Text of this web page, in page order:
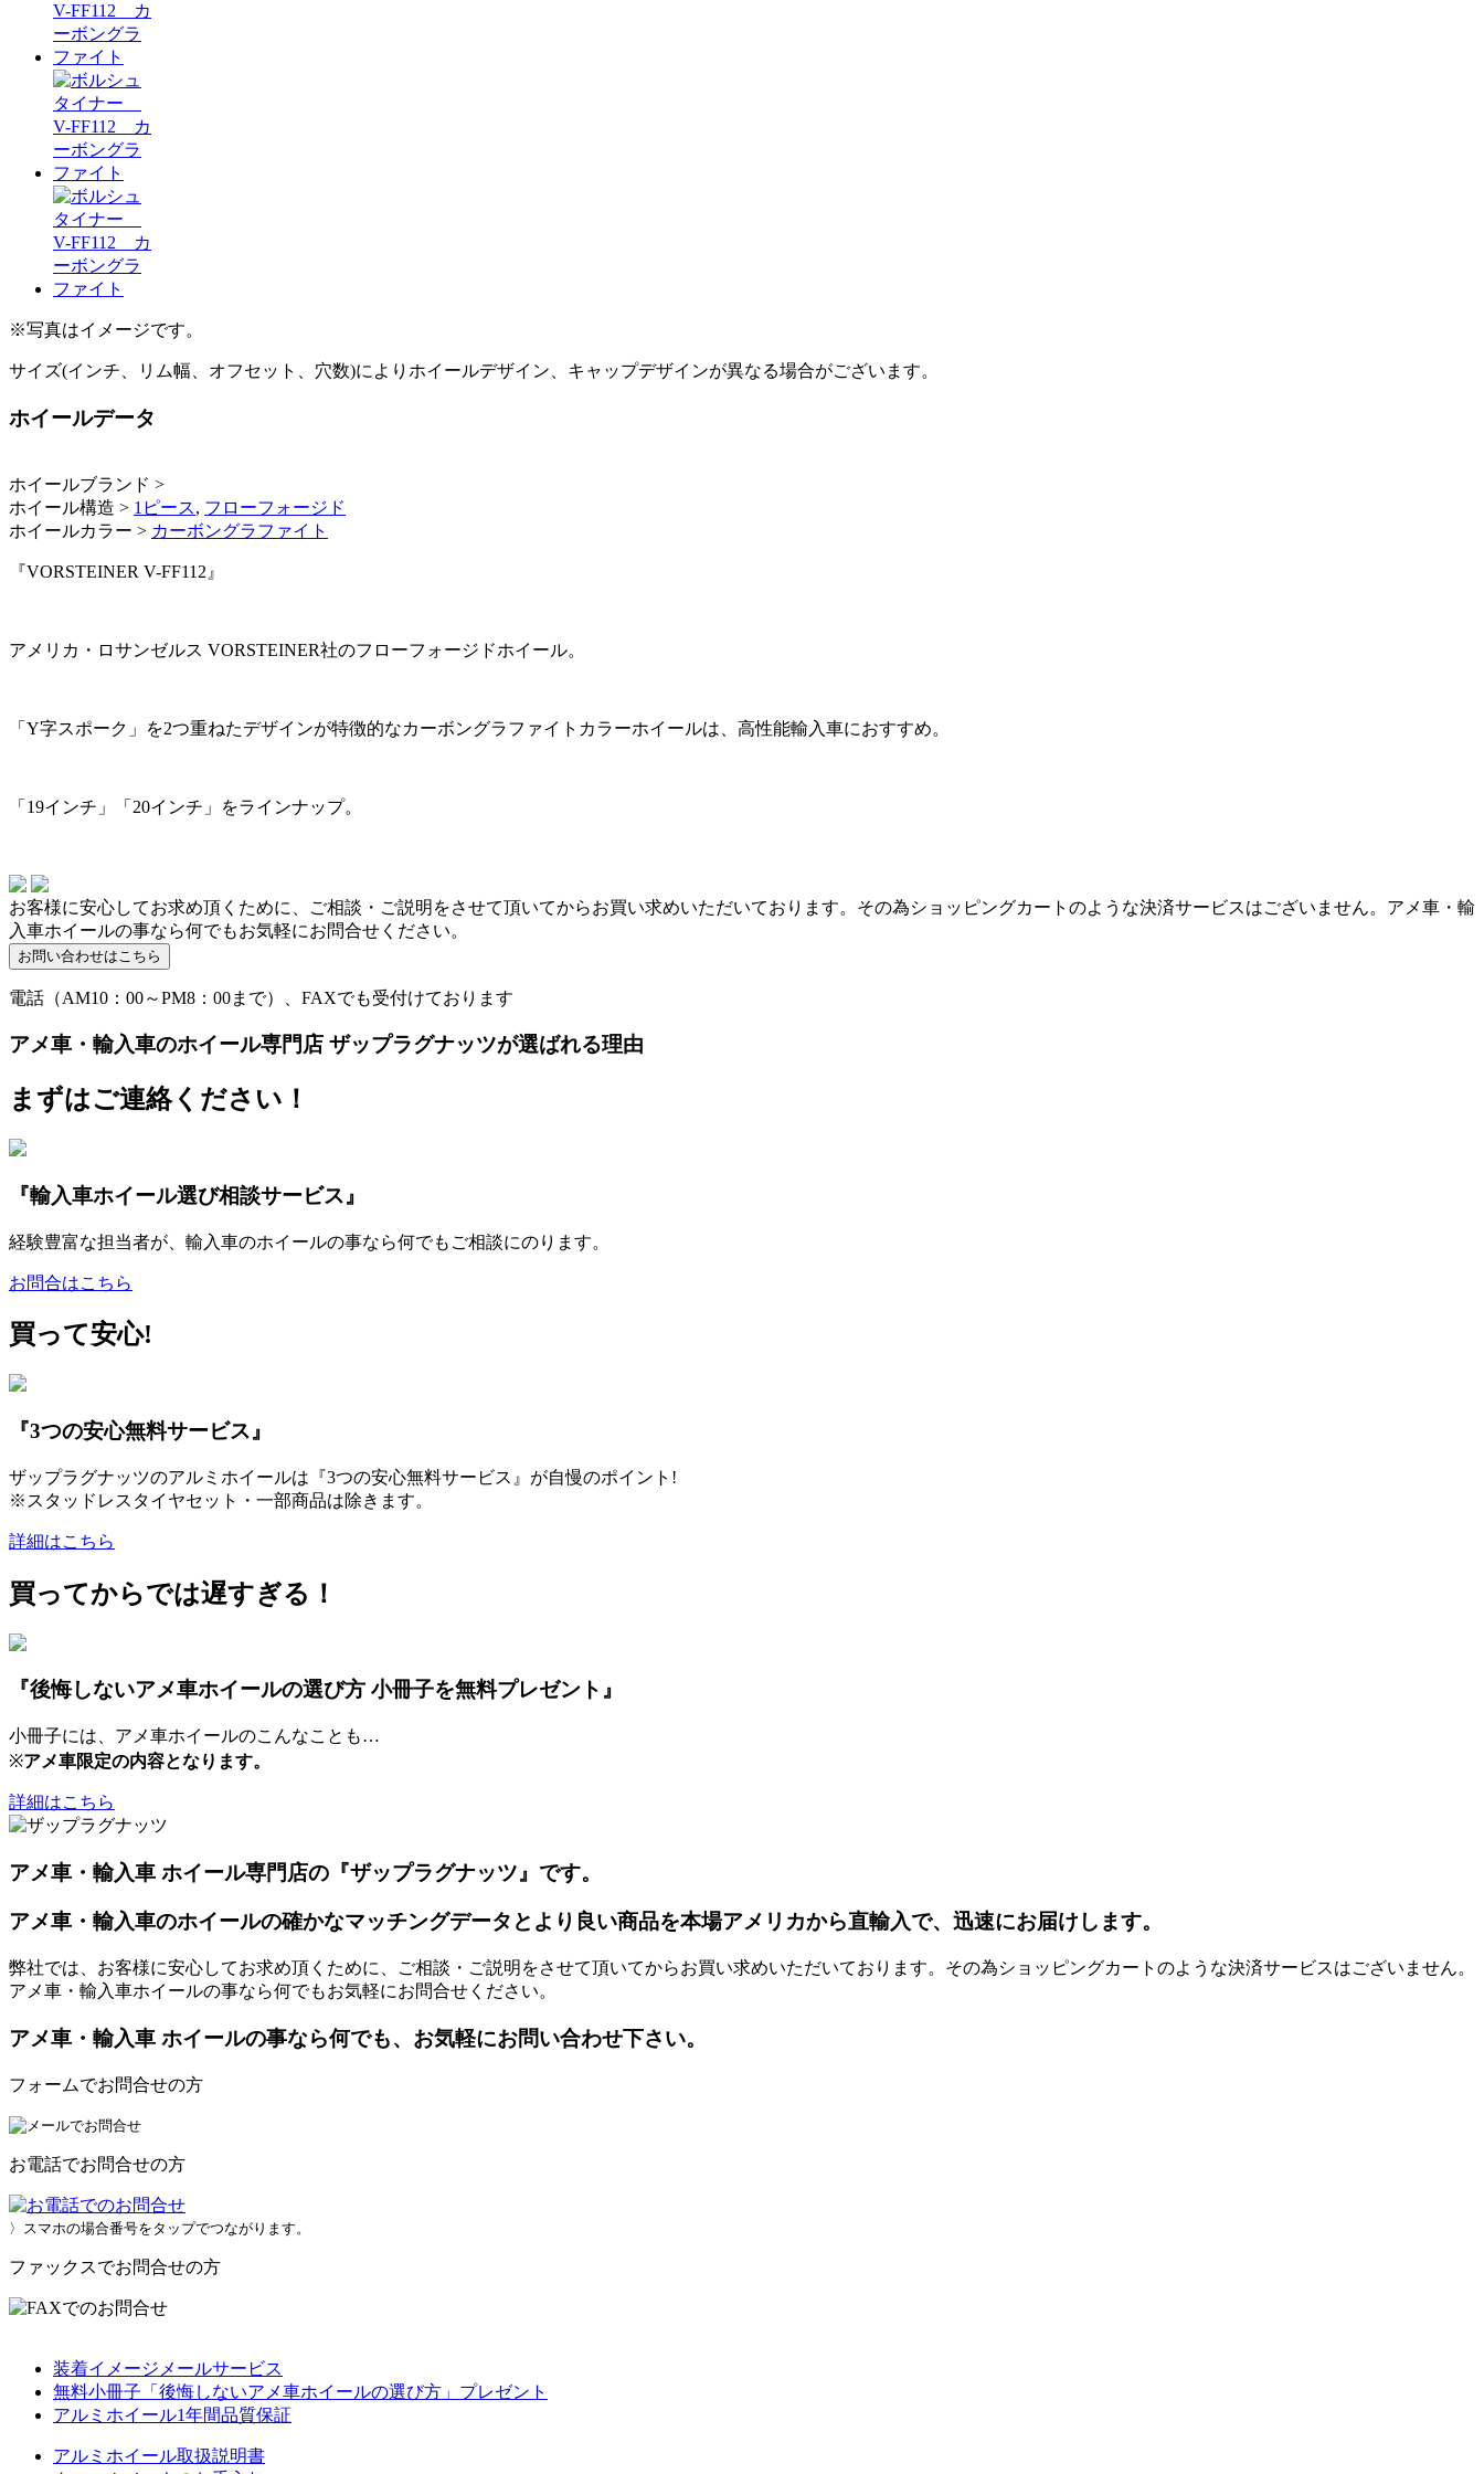
※写真はイメージです。
サイズ(インチ、リム幅、オフセット、穴数)によりホイールデザイン、キャップデザインが異なる場合がございます。
ホイールデータ
ホイールブランド >
ホイール構造 > 1ピース, フローフォージド
ホイールカラー > カーボングラファイト
『VORSTEINER V-FF112』
アメリカ・ロサンゼルス VORSTEINER社のフローフォージドホイール。
「Y字スポーク」を2つ重ねたデザインが特徴的なカーボングラファイトカラーホイールは、高性能輸入車におすすめ。
「19インチ」「20インチ」をラインナップ。
お客様に安心してお求め頂くために、ご相談・ご説明をさせて頂いてからお買い求めいただいております。その為ショッピングカートのような決済サービスはございません。アメ車・輸
入車ホイールの事なら何でもお気軽にお問合せください。
電話（AM10：00～PM8：00まで）、FAXでも受付けております
アメ車・輸入車のホイール専門店 ザップラグナッツが選ばれる理由
まずはご連絡ください！
『輸入車ホイール選び相談サービス』
経験豊富な担当者が、輸入車のホイールの事なら何でもご相談にのります。
お問合はこちら
買って安心!
『3つの安心無料サービス』
ザップラグナッツのアルミホイールは『3つの安心無料サービス』が自慢のポイント!
※スタッドレスタイヤセット・一部商品は除きます。
詳細はこちら
買ってからでは遅すぎる！
『後悔しないアメ車ホイールの選び方 小冊子を無料プレゼント』
小冊子には、アメ車ホイールのこんなことも…
※アメ車限定の内容となります。
詳細はこちら
アメ車・輸入車 ホイール専門店の『ザップラグナッツ』です。
アメ車・輸入車のホイールの確かなマッチングデータとより良い商品を本場アメリカから直輸入で、迅速にお届けします。
弊社では、お客様に安心してお求め頂くために、ご相談・ご説明をさせて頂いてからお買い求めいただいております。その為ショッピングカートのような決済サービスはございません。
アメ車・輸入車ホイールの事なら何でもお気軽にお問合せください。
アメ車・輸入車 ホイールの事なら何でも、お気軽にお問い合わせ下さい。
フォームでお問合せの方
お電話でお問合せの方
〉スマホの場合番号をタップでつながります。
ファックスでお問合せの方
装着イメージメールサービス
無料小冊子「後悔しないアメ車ホイールの選び方」プレゼント
アルミホイール1年間品質保証
アルミホイール取扱説明書